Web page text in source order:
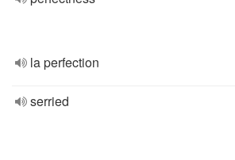
la perfection
serried